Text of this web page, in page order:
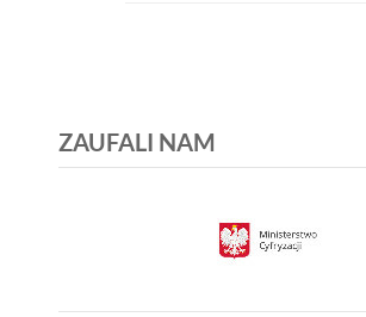
ZAUFALI NAM